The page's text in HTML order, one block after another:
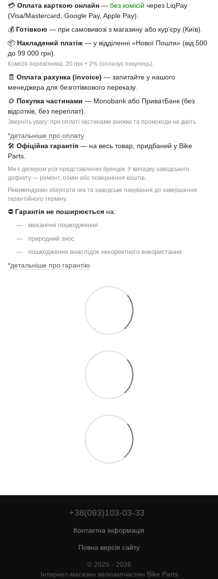
💳 Оплата карткою онлайн — без комісій через LiqPay
(Visa/Mastercard, Google Pay, Apple Pay).
💰 Готівкою — при самовивозі з магазину або кур'єру (Київ).
📦 Накладений платіж — у відділенні «Нової Пошти» (від 500
до 99 000 грн).
Комісія перевізника: 20 грн + 2% (оплачує покупець).
🧾 Оплата рахунка (invoice) — запитайте у нашого
менеджера для безготівкового переказу.
🪙 Покупка частинами — Monobank або ПриватБанк (без
відсотків, без переплат).
Зверніть увагу: при оплаті частинами знижки та промокоди не діють.
*детальніше про оплату
🛠 Офіційна гарантія — на весь товар, придбаний у Bike
Parts.
Ми є дилером усіх представлених брендів. У випадку заводського
дефекту — ремонт, обмін або повернення коштів.
Рекомендуємо зберігати чек та заводське пакування до завершення
гарантійного терміну.
⛔ Гарантія не поширюється на:
механічні пошкодження
природний знос
пошкодження внаслідок некоректного використання
*детальніше про гарантію
+38(093)103-03-33
Контактна інформація
Повна версія сайту
© 2025 - 2026
Інтернет-магазин велозапчастин Bike Parts